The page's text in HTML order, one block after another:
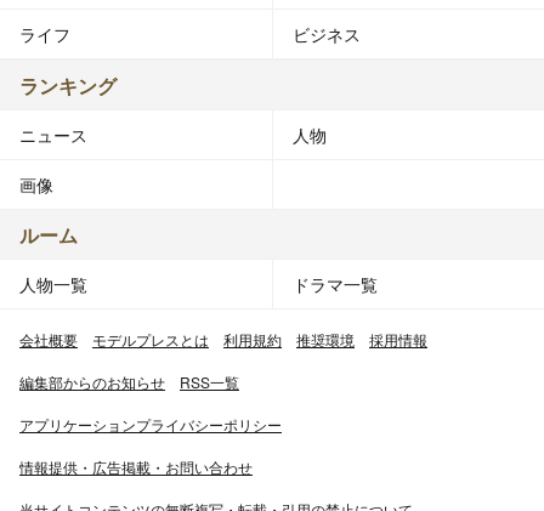
ライフ ビジネス
ランキング
ニュース 人物
画像
ルーム
人物一覧 ドラマ一覧
会社概要 モデルプレスとは 利用規約 推奨環境 採用情報
編集部からのお知らせ RSS一覧
アプリケーションプライバシーポリシー
情報提供・広告掲載・お問い合わせ